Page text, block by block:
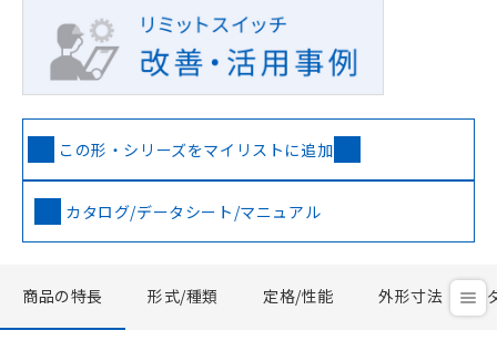
この形・シリーズをマイリストに追加
カタログ/データシート/マニュアル
商品の特長 形式/種類 定格/性能 外形寸法